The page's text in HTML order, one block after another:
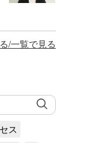
/一覧で見る
ス